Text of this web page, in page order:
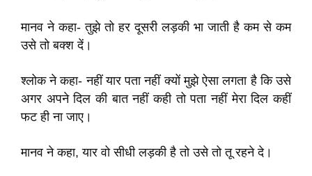
मानव ने कहा- तुझे तो हर दूसरी लड़की भा जाती है कम से कम
उसे तो बक्श दें।
श्लोक ने कहा- नहीं यार पता नहीं क्यों मुझे ऐसा लगता है कि उसे
अगर अपने दिल की बात नहीं कही तो पता नहीं मेरा दिल कहीं
फट ही ना जाए।
मानव ने कहा, यार वो सीधी लड़की है तो उसे तो तू रहने दे।